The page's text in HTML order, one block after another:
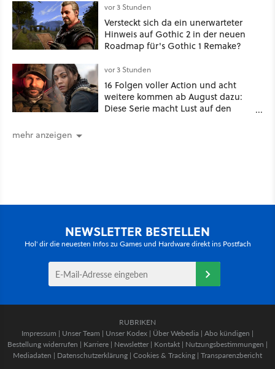
vor 3 Stunden
Versteckt sich da ein unerwarteter
Hinweis auf Gothic 2 in der neuen
Roadmap für's Gothic 1 Remake?
vor 3 Stunden
16 Folgen voller Action und acht
weitere kommen ab August dazu:
Diese Serie macht Lust auf den
mehr anzeigen
NEWSLETTER BESTELLEN
Hol' dir die neuesten Infos zu Games und Hardware direkt ins Postfach
RUBRIKEN
Impressum | Unser Team | Unser Kodex | Über Webedia | Abo kündigen |
Bestellung widerrufen | Karriere | Newsletter | Kontakt | Nutzungsbestimmungen |
Mediadaten | Datenschutzerklärung | Cookies & Tracking | Transparenzbericht